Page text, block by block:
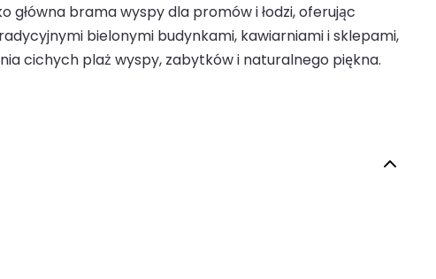
główna brama wyspy dla promów i łodzi, oferując
bielonymi budynkami, kawiarniami i sklepami,
cichych plaż wyspy, zabytków i naturalnego piękna.